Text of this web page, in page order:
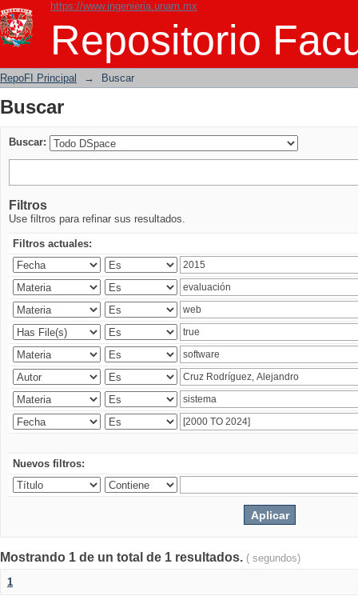
https://www.ingenieria.unam.mx
Repositorio
Buscar
RepoFI Principal → Buscar
Buscar
Buscar:
Filtros
Use filtros para refinar sus resultados.
Filtros actuales:
Nuevos filtros:
Mostrando 1 de un total de 1 resultados. ( segundos)
1